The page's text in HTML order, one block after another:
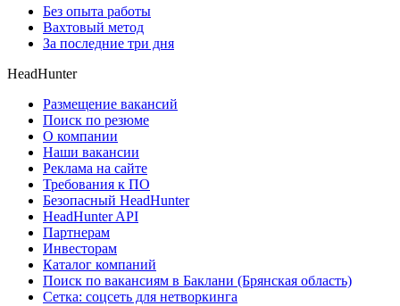
Без опыта работы
Вахтовый метод
За последние три дня
HeadHunter
Размещение вакансий
Поиск по резюме
О компании
Наши вакансии
Реклама на сайте
Требования к ПО
Безопасный HeadHunter
HeadHunter API
Партнерам
Инвесторам
Каталог компаний
Поиск по вакансиям в Баклани (Брянская область)
Сетка: соцсеть для нетворкинга